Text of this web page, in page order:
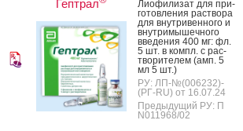
Гептрал
Ли­офи­лизат для при­
готов­ле­ния рас­тво­ра
для внут­ри­вен­но­го и
внут­ри­мышеч­но­го
вве­дения 400 мг: фл.
5 шт. в компл. с рас­
тво­рите­лем (амп. 5
мл 5 шт.)
РУ: ЛП-№(006232)-
(РГ-RU) от 16.07.24
Предыдущий РУ: П
N011968/02